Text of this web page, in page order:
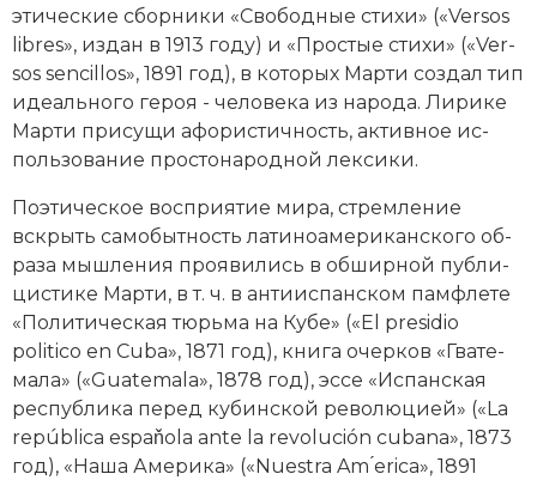
этические сборники «Сво­бод­ные сти­хи» («Versos
libres», издан в 1913 году) и «Про­стые сти­хи» («Ver­
sos sen­cillos», 1891 год), в ко­то­рых Марти соз­дал тип
иде­аль­но­го ге­роя - че­ло­ве­ка из на­ро­да. Ли­ри­ке
Марти при­су­щи афо­ри­стич­ность, ак­тив­ное ис­
поль­зо­ва­ние про­сто­на­род­ной лек­си­ки.
По­этическое вос­при­я­тие ми­ра, стрем­ле­ние
вскрыть са­мо­быт­ность латиноамериканского об­
раза мыш­ле­ния про­яви­лись в об­шир­ной пуб­ли­
ци­сти­ке Марти, в т. ч. в ан­тиис­пан­ском пам­фле­те
«По­ли­ти­че­ская тюрь­ма на Ку­бе» («El presidio
politico en Cuba», 1871 год), книга очер­ков «Гва­те­
ма­ла» («Guatemala», 1878 год), эс­се «Ис­пан­ская
рес­пуб­ли­ка пе­ред ку­бин­ской ре­во­лю­ци­ей» («La
república espaňola ante la revolución cubana», 1873
год), «На­ша Аме­ри­ка» («Nuestra Am ́erica», 1891